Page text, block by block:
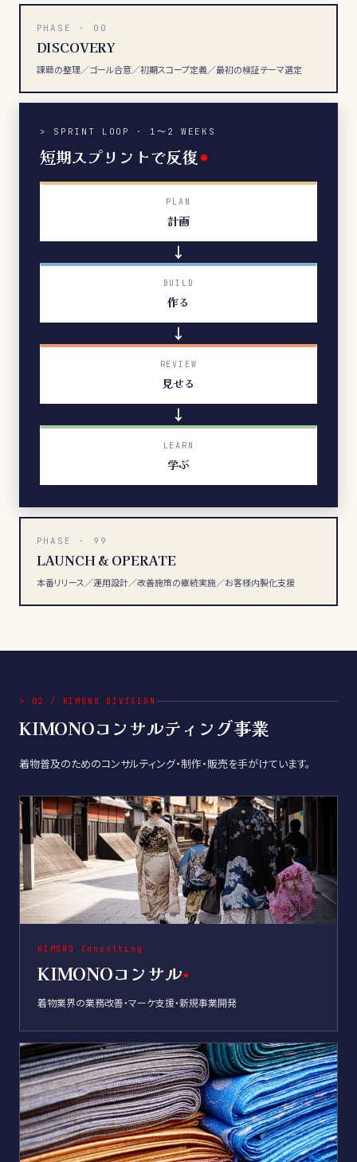
PHASE · 00
DISCOVERY
課題の整理／ゴール合意／初期スコープ定義／最初の検証テーマ選定
> SPRINT LOOP · 1〜2 WEEKS
短期スプリントで反復
PLAN
計画
→
BUILD
作る
→
REVIEW
見せる
→
LEARN
学ぶ
PHASE · 99
LAUNCH & OPERATE
本番リリース／運用設計／改善施策の継続実施／お客様内製化支援
> 02 / KIMONO DIVISION
KIMONOコンサルティング事業
着物普及のためのコンサルティング・制作・販売を手がけています。
KIMONO Consulting
KIMONOコンサル
着物業界の業務改善・マーケ支援・新規事業開発